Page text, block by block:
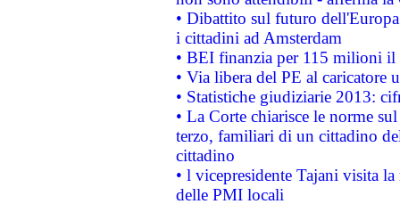
• Dibattito sul futuro
i cittadini ad Amsterdam
• BEI finanzia per 115 milioni
• Via libera del PE al caricatore
• Statistiche giudiziarie 2013:
• La Corte chiarisce le norme
terzo, familiari di un cittadino
cittadino
• l vicepresidente Tajani visita
delle PMI locali